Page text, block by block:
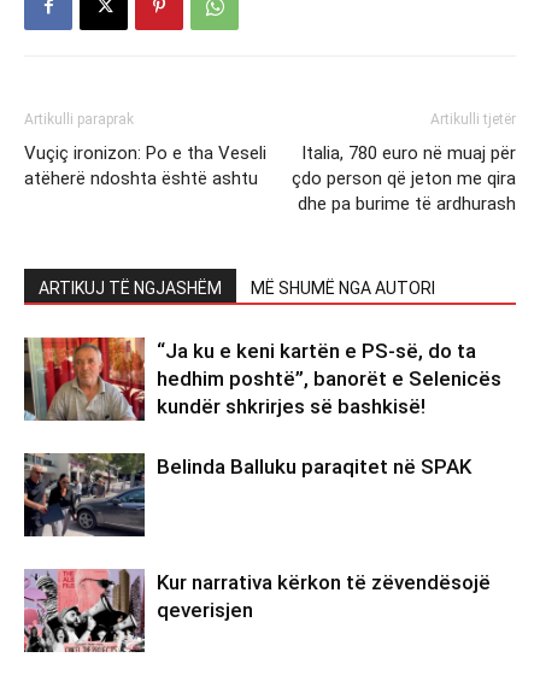
Artikulli paraprak
Vuçiç ironizon: Po e tha Veseli
atëherë ndoshta është ashtu
Artikulli tjetër
Italia, 780 euro në muaj për
çdo person që jeton me qira
dhe pa burime të ardhurash
ARTIKUJ TË NGJASHËM MË SHUMË NGA AUTORI
“Ja ku e keni kartën e PS-së, do ta
hedhim poshtë”, banorët e Selenicës
kundër shkrirjes së bashkisë!
Belinda Balluku paraqitet në SPAK
Kur narrativa kërkon të zëvendësojë
qeverisjen